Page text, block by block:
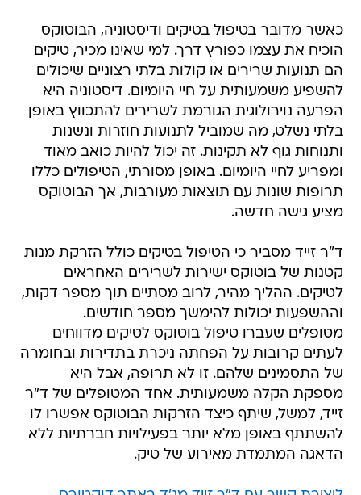
כאשר מדובר בטיפול בטיקים ודיסטוניה, הבוטוקס
הוכיח את עצמו כפורץ דרך. למי שאינו מכיר, טיקים
הם תנועות שרירים או קולות בלתי רצוניים שיכולים
להשפיע משמעותית על חיי היומיום. דיסטוניה היא
הפרעה נוירולוגית הגורמת לשרירים להתכווץ באופן
בלתי נשלט, מה שמוביל לתנועות חוזרות ונשנות
ותנוחות גוף לא תקינות. זה יכול להיות כואב מאוד
ומפריע לחיי היומיום. באופן מסורתי, הטיפולים כללו
תרופות שונות עם תוצאות מעורבות, אך הבוטוקס
מציע גישה חדשה.
ד"ר זייד מסביר כי הטיפול בטיקים כולל הזרקת מנות
קטנות של בוטוקס ישירות לשרירים האחראים
לטיקים. ההליך מהיר, לרוב מסתיים תוך מספר דקות,
וההשפעות יכולות להימשך מספר חודשים.
מטופלים שעברו טיפול בוטוקס לטיקים מדווחים
לעתים קרובות על הפחתה ניכרת בתדירות ובחומרה
של התסמינים שלהם. זו לא תרופה, אבל היא
מספקת הקלה משמעותית. אחד המטופלים של ד"ר
זייד, למשל, שיתף כיצד הזרקות הבוטוקס אפשרו לו
להשתתף באופן מלא יותר בפעילויות חברתיות ללא
הדאגה המתמדת מאירוע של טיק.